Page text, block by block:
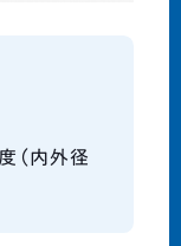
（内外径